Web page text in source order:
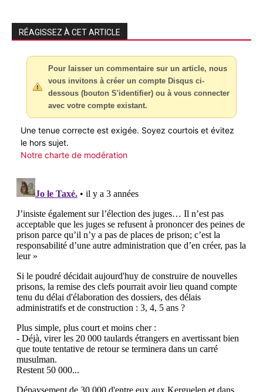
RÉAGISSEZ À CET ARTICLE
Pour laisser un commentaire sur un article, nous
vous invitons à créer un compte Disqus ci-
dessous (bouton S'identifier) ou à vous connecter
avec votre compte existant.
Une tenue correcte est exigée. Soyez courtois et évitez
le hors sujet.
Notre charte de modération